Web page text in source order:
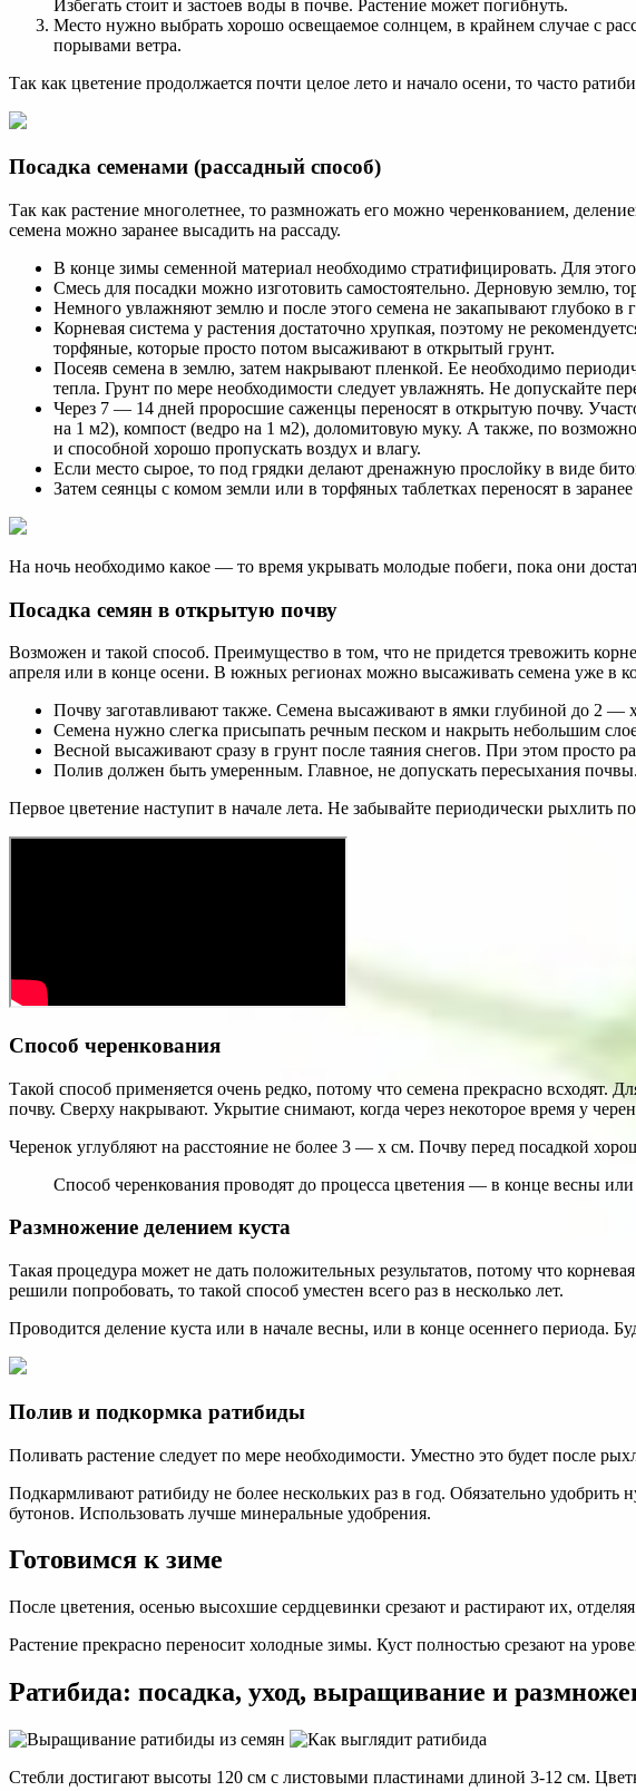
Избегать стоит и застоев воды в почве. Растение может погибнуть.
Место нужно выбрать хорошо освещаемое солнцем, в крайнем случае с
порывами ветра.
Так как цветение продолжается почти целое лето и начало осени, то часто
Посадка семенами (рассадный способ)
Так как растение многолетнее, то размножать его можно черенкованием,
семена можно заранее высадить на рассаду.
В конце зимы семенной материал необходимо стратифицировать. Для
Смесь для посадки можно изготовить самостоятельно. Дерновую землю,
Немного увлажняют землю и после этого семена не закапывают глубоко
Корневая система у растения достаточно хрупкая, поэтому не
торфяные, которые просто потом высаживают в открытый грунт.
Посеяв семена в землю, затем накрывают пленкой. Ее необходимо
тепла. Грунт по мере необходимости следует увлажнять. Не допускайте
Через 7 — 14 дней проросшие саженцы переносят в открытую почву.
на 1 м2), компост (ведро на 1 м2), доломитовую муку. А также, по
и способной хорошо пропускать воздух и влагу.
Если место сырое, то под грядки делают дренажную прослойку в виде
Затем сеянцы с комом земли или в торфяных таблетках переносят в
На ночь необходимо какое — то время укрывать молодые побеги, пока они
Посадка семян в открытую почву
Возможен и такой способ. Преимущество в том, что не придется тревожить
апреля или в конце осени. В южных регионах можно высаживать семена уже в
Почву заготавливают также. Семена высаживают в ямки глубиной до 2 —
Семена нужно слегка присыпать речным песком и накрыть небольшим
Весной высаживают сразу в грунт после таяния снегов. При этом просто
Полив должен быть умеренным. Главное, не допускать пересыхания
Первое цветение наступит в начале лета. Не забывайте периодически рыхлить
Способ черенкования
Такой способ применяется очень редко, потому что семена прекрасно всходят.
почву. Сверху накрывают. Укрытие снимают, когда через некоторое время у
Черенок углубляют на расстояние не более 3 — х см. Почву перед посадкой
Способ черенкования проводят до процесса цветения — в конце весны
Размножение делением куста
Такая процедура может не дать положительных результатов, потому что
решили попробовать, то такой способ уместен всего раз в несколько лет.
Проводится деление куста или в начале весны, или в конце осеннего периода.
Полив и подкормка ратибиды
Поливать растение следует по мере необходимости. Уместно это будет после
Подкармливают ратибиду не более нескольких раз в год. Обязательно
бутонов. Использовать лучше минеральные удобрения.
Готовимся к зиме
После цветения, осенью высохшие сердцевинки срезают и растирают их,
Растение прекрасно переносит холодные зимы. Куст полностью срезают на
Ратибида: посадка, уход, выращивание и
Стебли достигают высоты 120 см с листовыми пластинами длиной 3-12 см.